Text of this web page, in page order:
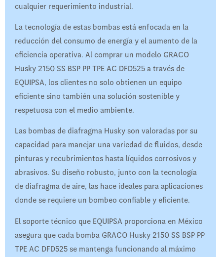
cualquier requerimiento industrial.
La tecnología de estas bombas está enfocada en la
reducción del consumo de energía y el aumento de la
eficiencia operativa. Al comprar un modelo GRACO
Husky 2150 SS BSP PP TPE AC DFD525 a través de
EQUIPSA, los clientes no solo obtienen un equipo
eficiente sino también una solución sostenible y
respetuosa con el medio ambiente.
Las bombas de diafragma Husky son valoradas por su
capacidad para manejar una variedad de fluidos, desde
pinturas y recubrimientos hasta líquidos corrosivos y
abrasivos. Su diseño robusto, junto con la tecnología
de diafragma de aire, las hace ideales para aplicaciones
donde se requiere un bombeo confiable y eficiente.
El soporte técnico que EQUIPSA proporciona en México
asegura que cada bomba GRACO Husky 2150 SS BSP PP
TPE AC DFD525 se mantenga funcionando al máximo